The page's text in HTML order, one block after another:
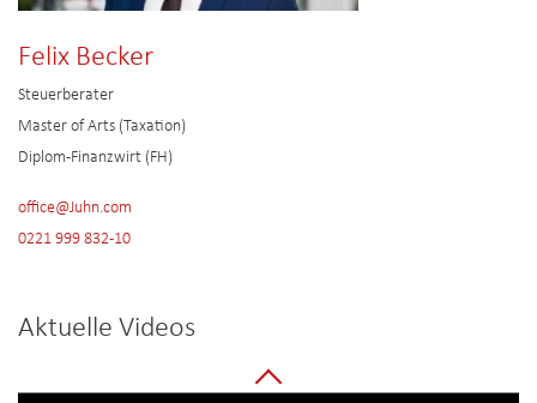
Felix Becker
Steuerberater
Master of Arts (Taxation)
Diplom-Finanzwirt (FH)
office@Juhn.com
0221 999 832-10
Aktuelle Videos